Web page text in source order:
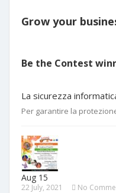
Grow your
Be the Contest
La sicurezza
Per garantire la
Aug 15
22 July, 2021 No